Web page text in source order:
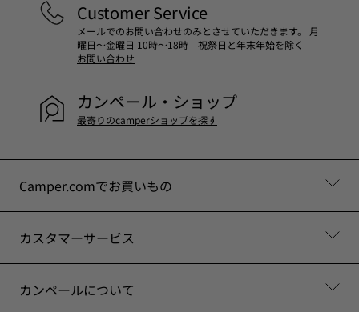
Camper.comでお買いもの
カスタマーサービス
カンペールについて
Customer Service
メールでのお問い合わせのみとさせていただきます。 月
曜日～金曜日 10時～18時 祝祭日と年末年始を除く
お問い合わせ
カンペール・ショップ
最寄りのcamperショップを探す